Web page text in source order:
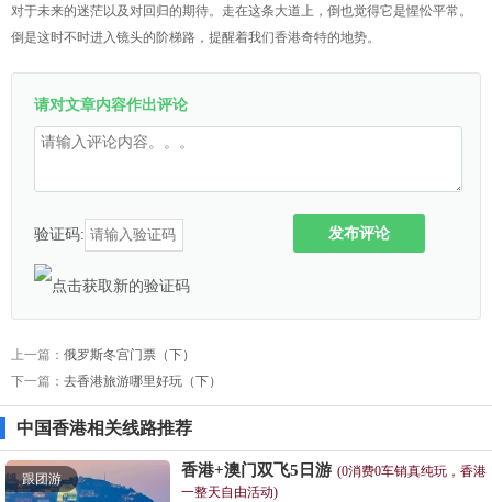
对于未来的迷茫以及对回归的期待。走在这条大道上，倒也觉得它是惺忪平常。
倒是这时不时进入镜头的阶梯路，提醒着我们香港奇特的地势。
请对文章内容作出评论
验证码: 发布评论
上一篇： 俄罗斯冬宫门票（下）
下一篇： 去香港旅游哪里好玩（下）
中国香港相关线路推荐
跟团游 香港+澳门双飞5日游 (0消费0车销真纯玩，香港
一整天自由活动)